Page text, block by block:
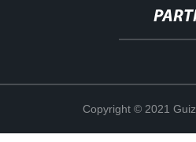
Copyright © 2021